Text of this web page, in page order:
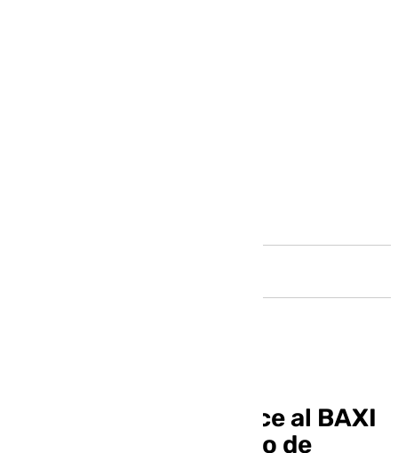
El Unicaja suda y vence al BAXI
Manresa en un partido de